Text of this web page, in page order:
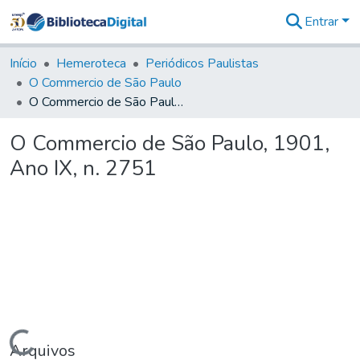
&
Coleções
Tudo na
Biblioteca
Estatísticas
Entrar
Início Hemeroteca
Periódicos Paulistas
O Commercio de São Paulo
O Commercio de São Paulo, 1901, Ano IX, n. 2751
O Commercio de São Paulo, 1901,
Ano IX, n. 2751
Arquivos